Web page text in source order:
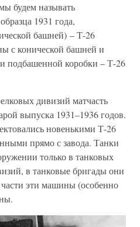
будем называть
1931 года,
башней) – Т-26
с конической башней и
подбашенной коробки – Т-26
дивизий матчасть
выпуска 1931–1936 годов.
новенькими Т-26
прямо с завода. Танки
только в танковых
в танковые бригады они
эти машины (особенно